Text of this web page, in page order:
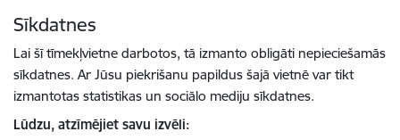
Sīkdatnes
Lai šī tīmekļvietne darbotos, tā izmanto obligāti nepieciešamās
sīkdatnes. Ar Jūsu piekrišanu papildus šajā vietnē var tikt
izmantotas statistikas un sociālo mediju sīkdatnes.
Lūdzu, atzīmējiet savu izvēli: